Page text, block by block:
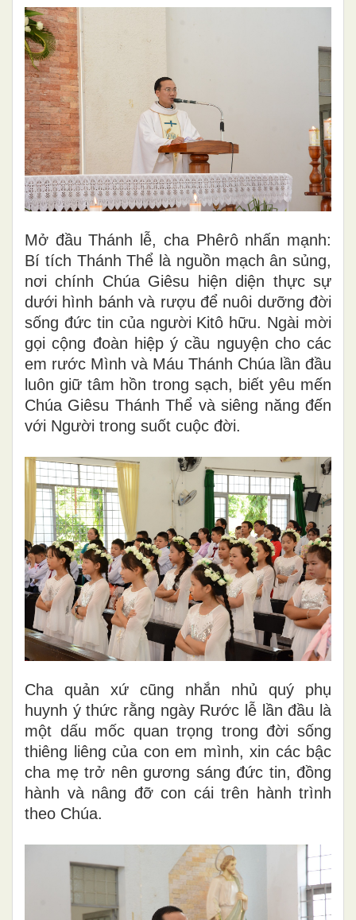
Mở đầu Thánh lễ, cha Phêrô nhấn mạnh:
Bí tích Thánh Thể là nguồn mạch ân sủng,
nơi chính Chúa Giêsu hiện diện thực sự
dưới hình bánh và rượu để nuôi dưỡng đời
sống đức tin của người Kitô hữu. Ngài mời
gọi cộng đoàn hiệp ý cầu nguyện cho các
em rước Mình và Máu Thánh Chúa lần đầu
luôn giữ tâm hồn trong sạch, biết yêu mến
Chúa Giêsu Thánh Thể và siêng năng đến
với Người trong suốt cuộc đời.
Cha quản xứ cũng nhắn nhủ quý phụ
huynh ý thức rằng ngày Rước lễ lần đầu là
một dấu mốc quan trọng trong đời sống
thiêng liêng của con em mình, xin các bậc
cha mẹ trở nên gương sáng đức tin, đồng
hành và nâng đỡ con cái trên hành trình
theo Chúa.